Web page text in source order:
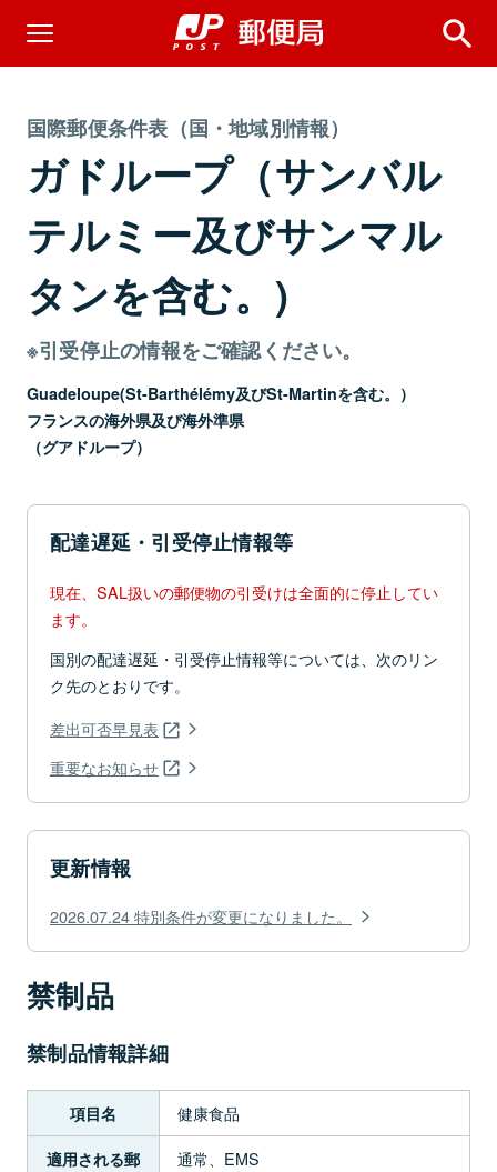
国際郵便条件表（国・地域別情報）
ガドループ（サンバル
テルミー及びサンマル
タンを含む。)
※引受停止の情報をご確認ください。
Guadeloupe(St-Barthélémy及びSt-Martinを含む。）
フランスの海外県及び海外準県
（グアドループ）
配達遅延・引受停止情報等
現在、SAL扱いの郵便物の引受けは全面的に停止してい
ます。
国別の配達遅延・引受停止情報等については、次のリン
ク先のとおりです。
差出可否早見表
重要なお知らせ
更新情報
2026.07.24 特別条件が変更になりました。
禁制品
禁制品情報詳細
項目名 健康食品
適用される郵
通常、EMS